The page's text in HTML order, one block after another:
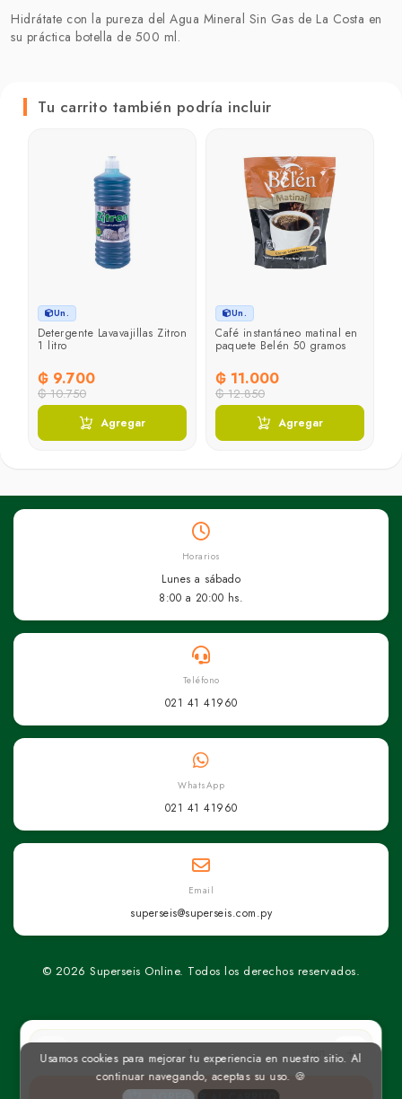
un
Hidrátate con la pureza del Agua Mineral Sin Gas de La Costa en
su práctica botella de 500 ml.
Tu carrito también podría incluir
Un.
Detergente Lavavajillas Zitron
1 litro
₲ 9.700
₲ 10.750
Agregar
Un.
Café instantáneo matinal en
paquete Belén 50 gramos
₲ 11.000
₲ 12.850
Agregar
Horarios
Lunes a sábado
8:00 a 20:00 hs.
Teléfono
021 41 41960
WhatsApp
021 41 41960
Email
superseis@superseis.com.py
© 2026 Superseis Online. Todos los derechos reservados.
Usamos cookies para mejorar tu experiencia en nuestro sitio. Al
continuar navegando, aceptas su uso. 🍪